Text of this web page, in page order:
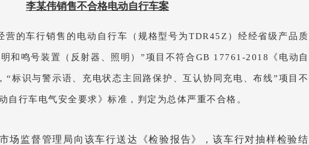
李某伟销售不合格电动自行车案
营的车行销售的电动自行车（规格型号为TDR45Z）经经省级产品质
和鸣号装置（反射器、照明）”项目不符合GB 17761-2018《电动自
“标识与警示语、充电状态主回路保护、互认协同充电、布线”项目不
自行车电气安全要求》标准，判定为总体严重不合格。
场监督管理局向该车行送达《检验报告》，该车行对抽样检验结